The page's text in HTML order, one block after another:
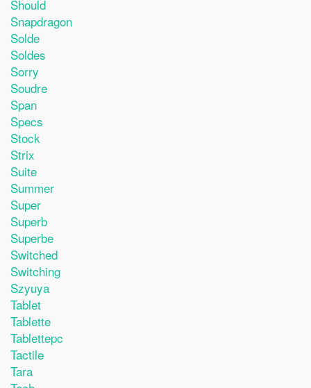
Should
Snapdragon
Solde
Soldes
Sorry
Soudre
Span
Specs
Stock
Strix
Suite
Summer
Super
Superb
Superbe
Switched
Switching
Szyuya
Tablet
Tablette
Tablettepc
Tactile
Tara